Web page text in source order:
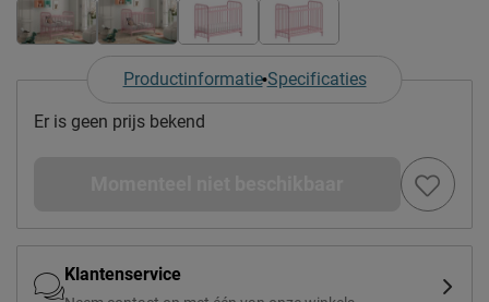
Productinformatie Specificaties
Er is geen prijs bekend
Klantenservice